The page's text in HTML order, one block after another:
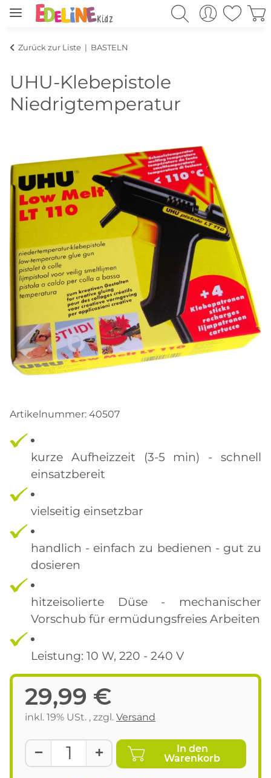
Zurück zur Liste BASTELN
UHU-Klebepistole
Niedrigtemperatur
Artikelnummer: 40507
kurze Aufheizzeit (3-5 min) - schnell
einsatzbereit
vielseitig einsetzbar
handlich - einfach zu bedienen - gut zu
dosieren
hitzeisolierte Düse - mechanischer
Vorschub für ermüdungsfreies Arbeiten
Leistung: 10 W, 220 - 240 V
29,99 €
inkl. 19% USt. , zzgl. Versand
In den
Warenkorb